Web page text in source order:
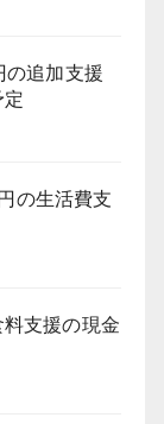
の追加支援
定
の生活費支
料支援の現金